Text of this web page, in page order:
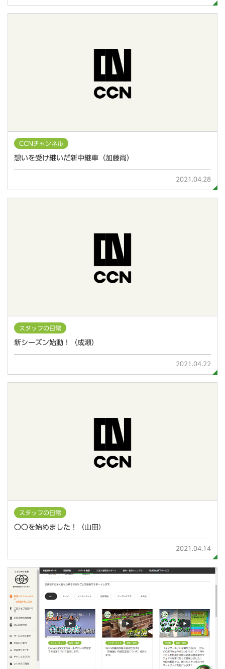
CCNチャンネル
想いを受け継いだ新中継車（加藤尚）
2021.04.28
スタッフの日常
新シーズン始動！（成瀬）
2021.04.22
スタッフの日常
〇〇を始めました！（山田）
2021.04.14